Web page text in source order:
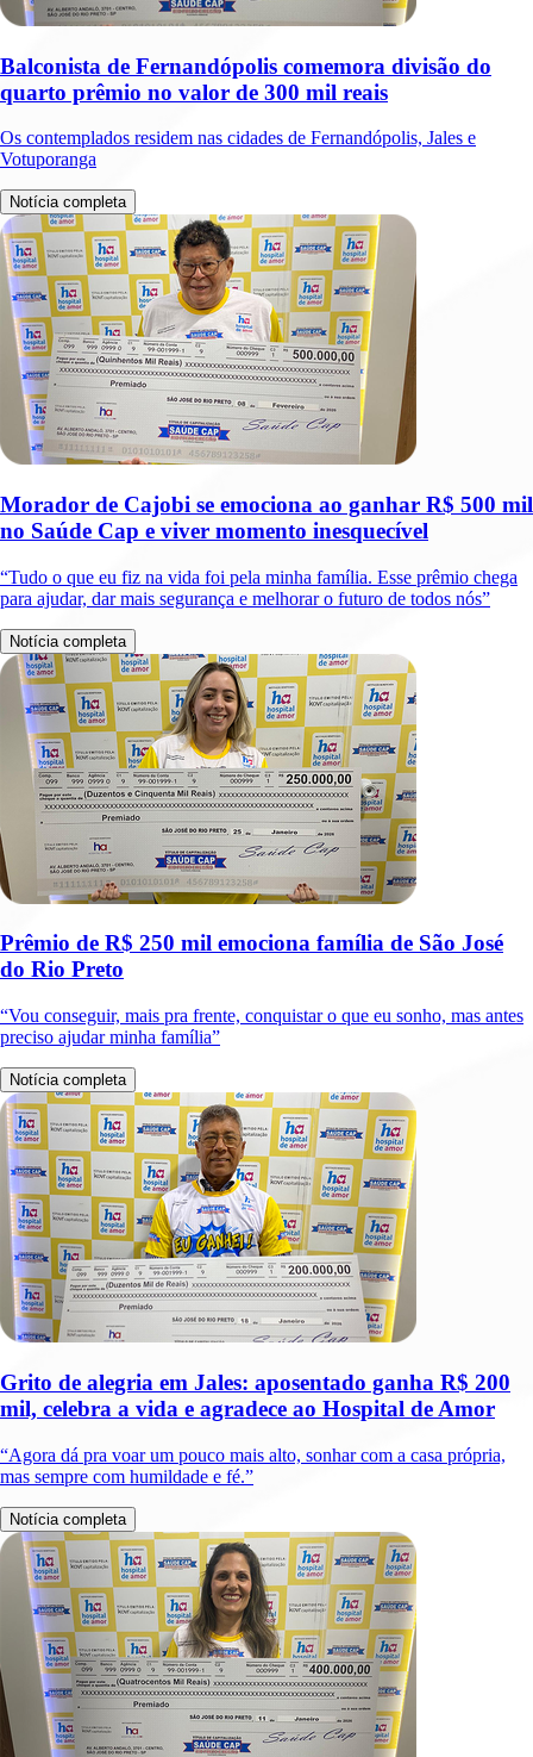
Balconista de Fernandópolis comemora divisão do
quarto prêmio no valor de 300 mil reais
Os contemplados residem nas cidades de Fernandópolis, Jales e
Votuporanga
Notícia completa
Morador de Cajobi se emociona ao ganhar R$ 500 mil
no Saúde Cap e viver momento inesquecível
“Tudo o que eu fiz na vida foi pela minha família. Esse prêmio chega
para ajudar, dar mais segurança e melhorar o futuro de todos nós”
Notícia completa
Prêmio de R$ 250 mil emociona família de São José
do Rio Preto
“Vou conseguir, mais pra frente, conquistar o que eu sonho, mas antes
preciso ajudar minha família”
Notícia completa
Grito de alegria em Jales: aposentado ganha R$ 200
mil, celebra a vida e agradece ao Hospital de Amor
“Agora dá pra voar um pouco mais alto, sonhar com a casa própria,
mas sempre com humildade e fé.”
Notícia completa